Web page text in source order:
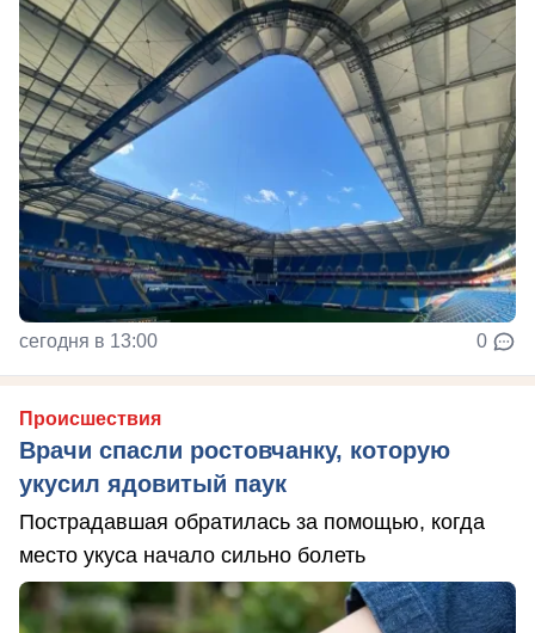
сегодня в 13:00 0
Происшествия
Врачи спасли ростовчанку, которую
укусил ядовитый паук
Пострадавшая обратилась за помощью, когда
место укуса начало сильно болеть